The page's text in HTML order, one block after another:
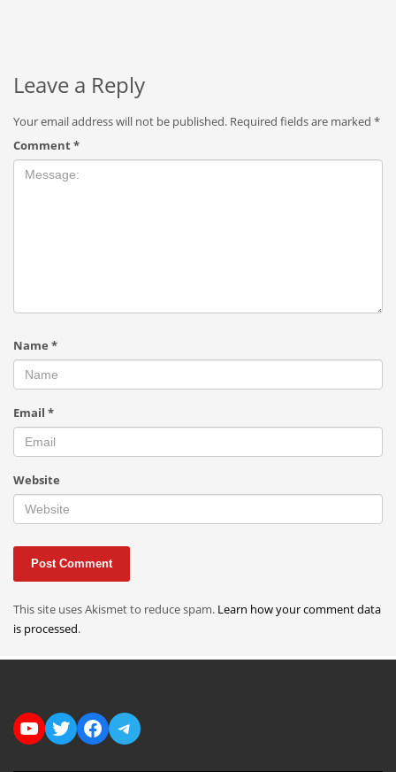
Leave a Reply
Your email address will not be published. Required fields are marked *
Comment*
Name *
Email *
Website
This site uses Akismet to reduce spam. Learn how your comment data
is processed.
YouTube
TwitterFacebook
Telegram